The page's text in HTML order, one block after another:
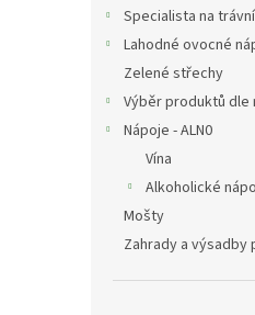
Specialista na
Lahodné ovocné
Zelené střechy
Výběr produktů dle
Nápoje - ALN0
Vína
Alkoholické
Mošty
Zahrady a výsadby